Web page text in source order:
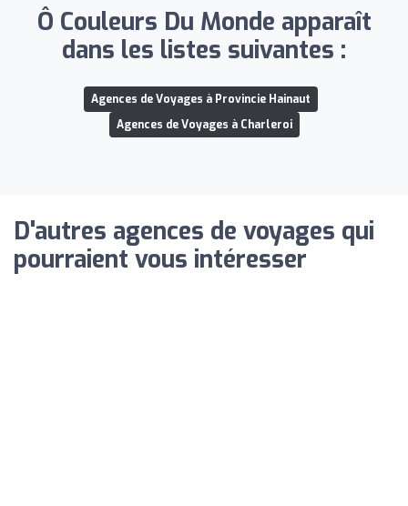
Ô Couleurs Du Monde apparaît
dans les listes suivantes :
Agences de Voyages à Provincie Hainaut
Agences de Voyages à Charleroi
D'autres agences de voyages qui
pourraient vous intéresser